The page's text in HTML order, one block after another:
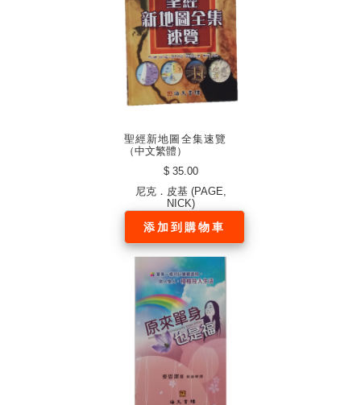
聖經新地圖全集速覽
（中文繁體）
$ 35.00
尼克．皮基 (PAGE,
NICK)
添加到購物車